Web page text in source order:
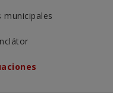
municipales